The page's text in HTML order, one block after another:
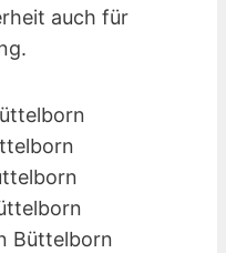
auch für
Büttelborn